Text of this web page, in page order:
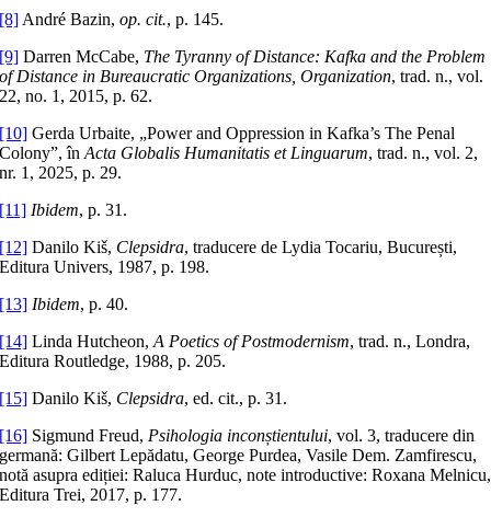
[8] André Bazin,op. cit., p. 145.
[9] Darren McCabe, The Tyranny of Distance: Kafka and the Problem
of Distance in Bureaucratic Organizations, Organization, trad. n., vol.
22, no. 1, 2015, p. 62.
[10] Gerda Urbaite, „Power and Oppression in Kafka’s The Penal
Colony”, înActa Globalis Humanitatis et Linguarum, trad. n., vol. 2,
nr. 1, 2025, p. 29.
[11] Ibidem, p. 31.
[12] Danilo Kiš, Clepsidra, traducere de Lydia Tocariu, București,
Editura Univers, 1987, p. 198.
[13] Ibidem, p. 40.
[14] Linda Hutcheon,A Poetics of Postmodernism, trad. n., Londra,
Editura Routledge, 1988, p. 205.
[15] Danilo Kiš, Clepsidra, ed. cit., p. 31.
[16] Sigmund Freud, Psihologia inconștientului, vol. 3, traducere din
germană: Gilbert Lepădatu, George Purdea, Vasile Dem. Zamfirescu,
notă asupra ediției: Raluca Hurduc, note introductive: Roxana Melnicu,
Editura Trei, 2017, p. 177.